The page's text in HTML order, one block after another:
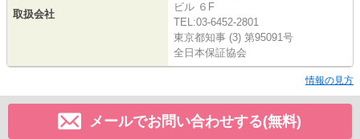
取扱会社
ビル ６F
TEL:03-6452-2801
東京都知事 (3) 第95091号
全日本保証協会
情報の見方
メールでお問い合わせする(無料)